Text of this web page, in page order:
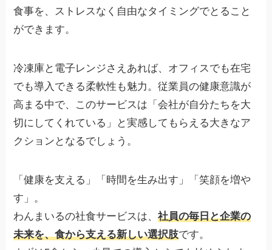
食事を、ストレスなく自由なタイミングでとること
ができます。
冷凍庫と電子レンジさえあれば、オフィスでも在宅
でも導入できる柔軟性も魅力。従業員の健康意識が
高まる中で、このサービスは「会社が自分たちを大
切にしてくれている」と実感してもらえる大きなア
クションとなるでしょう。
「健康を支える」「時間を生み出す」「笑顔を増や
す」。
わんまいるの社食サービスは、社員の毎日と企業の
未来を、食から支える新しい選択肢です。